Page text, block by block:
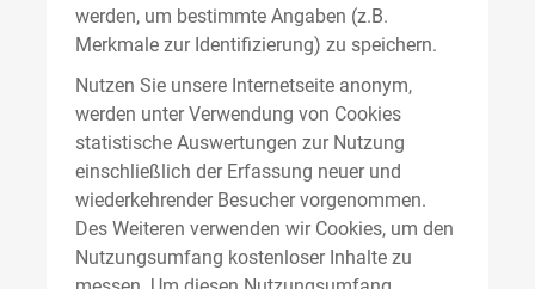
werden, um bestimmte Angaben (z.B.
Merkmale zur Identifizierung) zu speichern.
Nutzen Sie unsere Internetseite anonym,
werden unter Verwendung von Cookies
statistische Auswertungen zur Nutzung
einschließlich der Erfassung neuer und
wiederkehrender Besucher vorgenommen.
Des Weiteren verwenden wir Cookies, um den
Nutzungsumfang kostenloser Inhalte zu